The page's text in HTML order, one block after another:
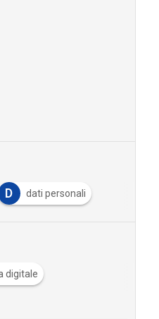
D dati personali
digitale